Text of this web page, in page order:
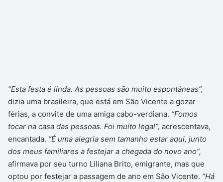
“Esta festa é linda. As pessoas são muito espontâneas”,
dizia uma brasileira, que está em São Vicente a gozar
férias, a convite de uma amiga cabo-verdiana. “Fomos
tocar na casa das pessoas. Foi muito legal”, acrescentava,
encantada. “É uma alegria sem tamanho estar aqui, junto
dos meus familiares a festejar a chegada do novo ano”,
afirmava por seu turno Liliana Brito, emigrante, mas que
optou por festejar a passagem de ano em São Vicente. “Há